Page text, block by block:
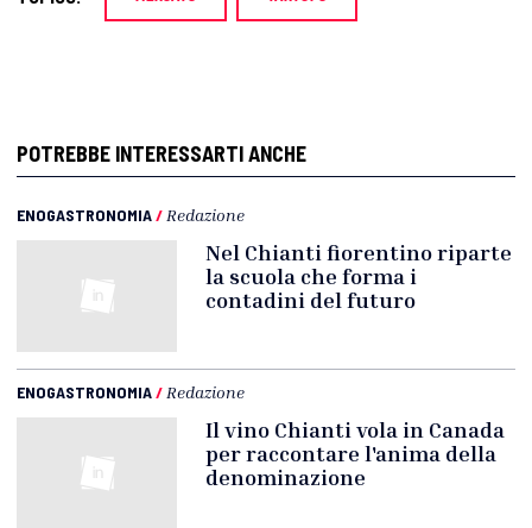
POTREBBE INTERESSARTI ANCHE
ENOGASTRONOMIA/ Redazione
Nel Chianti fiorentino riparte
la scuola che forma i
contadini del futuro
ENOGASTRONOMIA/ Redazione
Il vino Chianti vola in Canada
per raccontare l'anima della
denominazione